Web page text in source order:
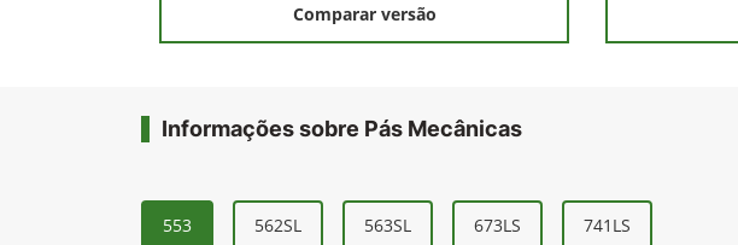
Comparar versão
Informações sobre Pás Mecânicas
553 562SL 563SL 673LS 741LS